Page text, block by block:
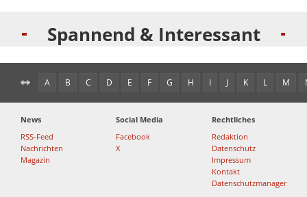
Spannend & Interessant
A B C D E F G H I J K L M
News
RSS-Feed
Nachrichten
Magazin
Social Media
Facebook
X
Rechtliches
Redaktion
Datenschutz
Impressum
Kontakt
Datenschutzmanager